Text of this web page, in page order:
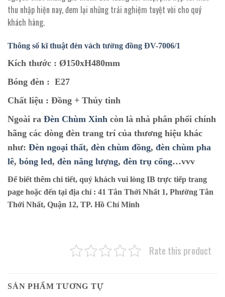
thu nhập hiện nay, đem lại những trải nghiệm tuyệt vời cho quý
khách hàng.
Thông số kĩ thuật đèn vách tường đồng ĐV-7006/1
Kích thước : Ø150xH480mm
Bóng đèn : E27
Chất liệu : Đồng + Thủy tinh
Ngoài ra Đèn Chùm Xinh còn là nhà phân phối chính
hãng các dòng đèn trang trí của thương hiệu khác
như: Đèn ngoại thất, đèn chùm đồng, đèn chùm pha
lê, bóng led, đèn năng lượng, đèn trụ cổng…vvv
Để biết thêm chi tiết, quý khách vui lòng IB trực tiếp trang
page hoặc đến tại địa chỉ : 41 Tân Thới Nhất 1, Phường Tân
Thới Nhất, Quận 12, TP. Hồ Chí Minh
Rate this product
SẢN PHẨM TƯƠNG TỰ